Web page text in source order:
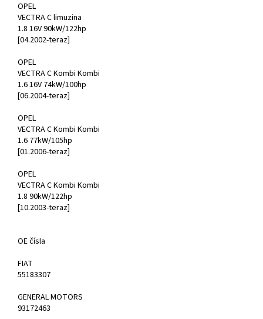
OPEL
VECTRA C limuzina
1.8 16V 90kW/122hp
[04.2002-teraz]
OPEL
VECTRA C Kombi Kombi
1.6 16V 74kW/100hp
[06.2004-teraz]
OPEL
VECTRA C Kombi Kombi
1.6 77kW/105hp
[01.2006-teraz]
OPEL
VECTRA C Kombi Kombi
1.8 90kW/122hp
[10.2003-teraz]
OE čísla
FIAT
55183307
GENERAL MOTORS
93172463